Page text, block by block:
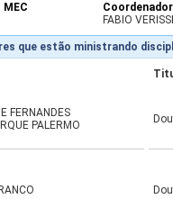
Coordenador
FABIO
que estão ministrando
FERNANDES
PALERMO